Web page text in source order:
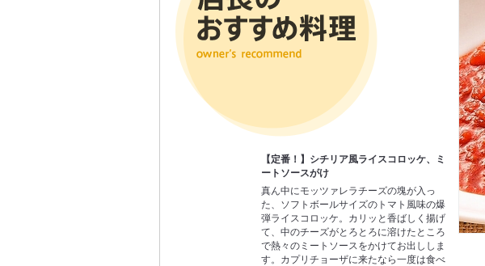
【定番！】シチリア風ライスコロッケ、ミ
ートソースがけ
真ん中にモッツァレラチーズの塊が入っ
た、ソフトボールサイズのトマト風味の爆
弾ライスコロッケ。カリッと香ばしく揚げ
て、中のチーズがとろとろに溶けたところ
で熱々のミートソースをかけてお出ししま
す。カプリチョーザに来たなら一度は食べ